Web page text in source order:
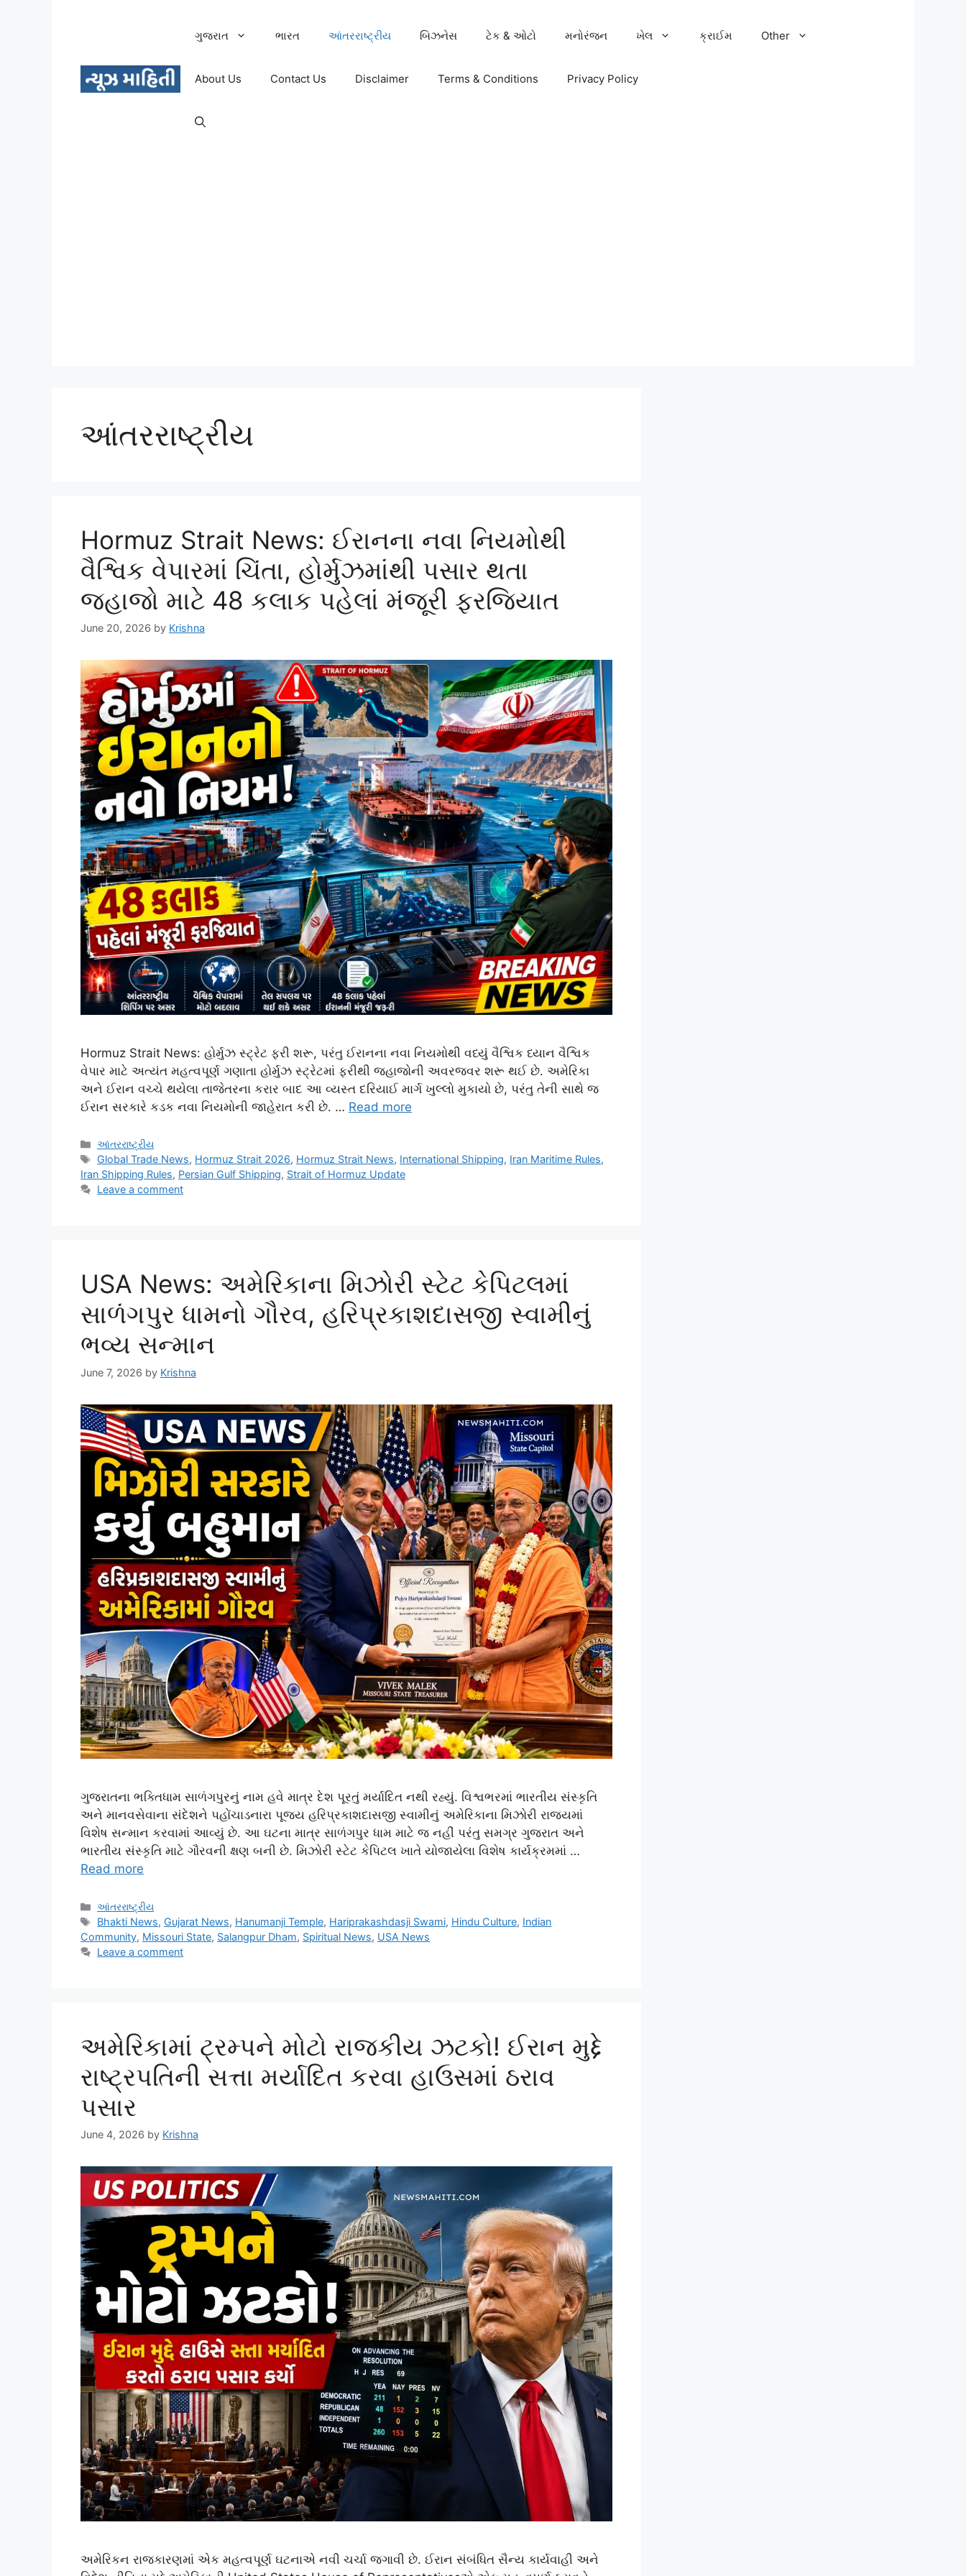
ગુજરાત ભારત આંતરરાષ્ટ્રીય બિઝનેસ ટેક & ઓટો મનોરંજન ખેલ ક્રાઈમ Other
About Us Contact Us Disclaimer Terms & Conditions Privacy Policy
આંતરરાષ્ટ્રીય
Hormuz Strait News: ઈરાનના નવા નિયમોથી
વૈશ્વિક વેપારમાં ચિંતા, હોર્મુઝમાંથી પસાર થતા
જહાજો માટે 48 કલાક પહેલાં મંજૂરી ફરજિયાત
June 20, 2026 by Krishna
Hormuz Strait News: હોર્મુઝ સ્ટ્રેટ ફરી શરૂ, પરંતુ ઈરાનના નવા નિયમોથી વધ્યું વૈશ્વિક ધ્યાન વૈશ્વિક
વેપાર માટે અત્યંત મહત્વપૂર્ણ ગણાતા હોર્મુઝ સ્ટ્રેટમાં ફરીથી જહાજોની અવરજવર શરૂ થઈ છે. અમેરિકા
અને ઈરાન વચ્ચે થયેલા તાજેતરના કરાર બાદ આ વ્યસ્ત દરિયાઈ માર્ગ ખુલ્લો મુકાયો છે, પરંતુ તેની સાથે જ
ઈરાન સરકારે કડક નવા નિયમોની જાહેરાત કરી છે. … Read more
Categories
આંતરરાષ્ટ્રીય
Tags
Global Trade News, Hormuz Strait 2026, Hormuz Strait News, International Shipping, Iran Maritime Rules,
Iran Shipping Rules, Persian Gulf Shipping, Strait of Hormuz Update
Leave a comment
USA News: અમેરિકાના મિઝોરી સ્ટેટ કેપિટલમાં
સાળંગપુર ધામનો ગૌરવ, હરિપ્રકાશદાસજી સ્વામીનું
ભવ્ય સન્માન
June 7, 2026 by Krishna
ગુજરાતના ભક્તિધામ સાળંગપુરનું નામ હવે માત્ર દેશ પૂરતું મર્યાદિત નથી રહ્યું. વિશ્વભરમાં ભારતીય સંસ્કૃતિ
અને માનવસેવાના સંદેશને પહોંચાડનારા પૂજ્ય હરિપ્રકાશદાસજી સ્વામીનું અમેરિકાના મિઝોરી રાજ્યમાં
વિશેષ સન્માન કરવામાં આવ્યું છે. આ ઘટના માત્ર સાળંગપુર ધામ માટે જ નહીં પરંતુ સમગ્ર ગુજરાત અને
ભારતીય સંસ્કૃતિ માટે ગૌરવની ક્ષણ બની છે. મિઝોરી સ્ટેટ કેપિટલ ખાતે યોજાયેલા વિશેષ કાર્યક્રમમાં …
Read more
Categories
આંતરરાષ્ટ્રીય
Tags
Bhakti News, Gujarat News, Hanumanji Temple, Hariprakashdasji Swami, Hindu Culture, Indian
Community, Missouri State, Salangpur Dham, Spiritual News, USA News
Leave a comment
અમેરિકામાં ટ્રમ્પને મોટો રાજકીય ઝટકો! ઈરાન મુદ્દે
રાષ્ટ્રપતિની સત્તા મર્યાદિત કરવા હાઉસમાં ઠરાવ
પસાર
June 4, 2026 by Krishna
અમેરિકન રાજકારણમાં એક મહત્વપૂર્ણ ઘટનાએ નવી ચર્ચા જગાવી છે. ઈરાન સંબંધિત સૈન્ય કાર્યવાહી અને